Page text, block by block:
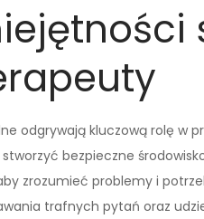
odgrywają kluczową rolę w
bezpieczne
zrozumieć problemy i
trafnych pytań oraz